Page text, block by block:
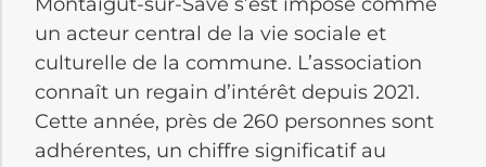
un acteur central de la vie sociale et
culturelle de la commune. L’association
connaît un regain d’intérêt depuis 2021.
Cette année, près de 260 personnes sont
adhérentes, un chiffre significatif au